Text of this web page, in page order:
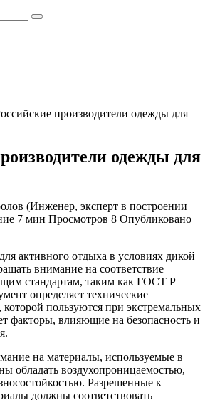
производители одежды для
одежды для
(Инженер, эксперт в построении
7 мин Просмотров 8 Опубликовано
активного отдыха в условиях дикой
внимание на соответствие
стандартам, таким как ГОСТ Р
определяет технические
которой пользуются при экстремальных
факторы, влияющие на безопасность и
на материалы, используемые в
обладать воздухопроницаемостью,
Разрешенные к
должны соответствовать